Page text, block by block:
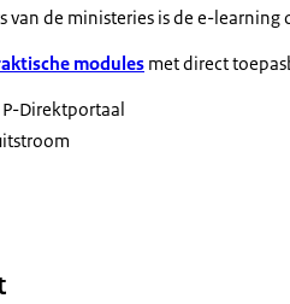
van de ministeries is de e-
modules met direct
Direktportaal